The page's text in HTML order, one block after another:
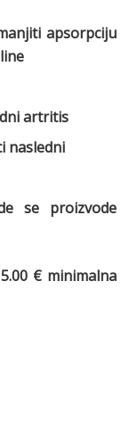
apsorpciju
artritis
nasledni
se proizvode
€ minimalna